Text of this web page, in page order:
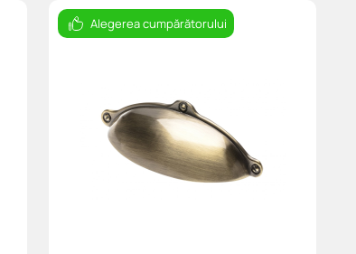
Alegerea cumpărătorului